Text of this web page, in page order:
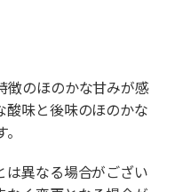
徴のほのかな甘みが感
酸味と後味のほのかな
異なる場合がござい